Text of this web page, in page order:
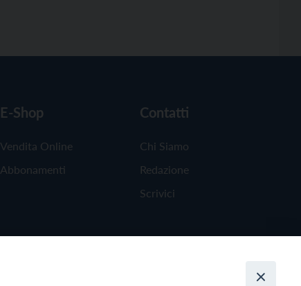
E-Shop
Vendita Online
Abbonamenti
Contatti
Chi Siamo
Redazione
Scrivici